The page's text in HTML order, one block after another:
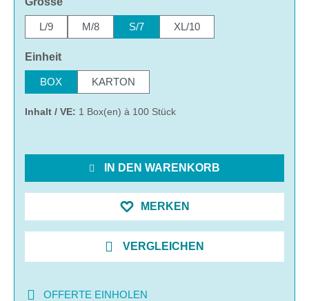
L/9 M/8 S/7 XL/10
Einheitauswählen
BOX KARTON
Inhalt / VE: 1 Box(en) à 100 Stück
IN DEN WARENKORB
MERKEN
VERGLEICHEN
OFFERTE EINHOLEN